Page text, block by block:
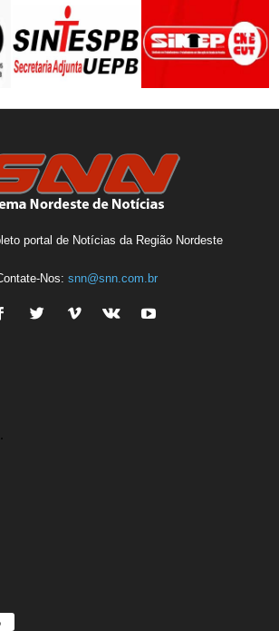
portal de Notícias da Região Nordeste
Nos: snn@snn.com.br